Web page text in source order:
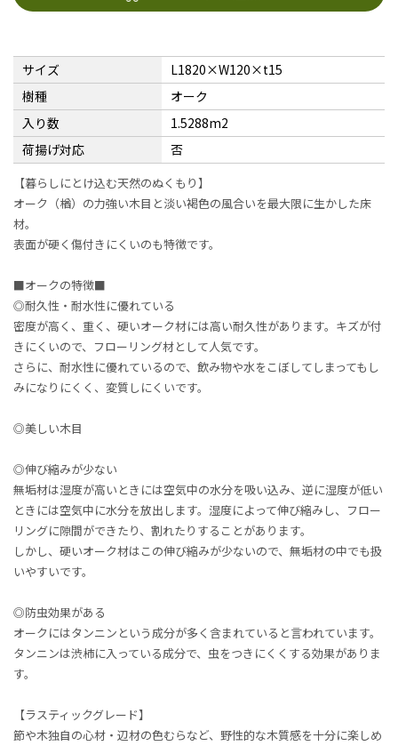
サイズ
L1820×W120×t15
樹種
オーク
入り数
1.5288m2
荷揚げ対応
否
【暮らしにとけ込む天然のぬくもり】
オーク（楢）の力強い木目と淡い褐色の風合いを最大限に生かした床
材。
表面が硬く傷付きにくいのも特徴です。
■オークの特徴■
◎耐久性・耐水性に優れている
密度が高く、重く、硬いオーク材には高い耐久性があります。キズが付
きにくいので、フローリング材として人気です。
さらに、耐水性に優れているので、飲み物や水をこぼしてしまってもし
みになりにくく、変質しにくいです。
◎美しい木目
◎伸び縮みが少ない
無垢材は湿度が高いときには空気中の水分を吸い込み、逆に湿度が低い
ときには空気中に水分を放出します。湿度によって伸び縮みし、フロー
リングに隙間ができたり、割れたりすることがあります。
しかし、硬いオーク材はこの伸び縮みが少ないので、無垢材の中でも扱
いやすいです。
◎防虫効果がある
オークにはタンニンという成分が多く含まれていると言われています。
タンニンは渋柿に入っている成分で、虫をつきにくくする効果がありま
す。
【ラスティックグレード】
節や木独自の心材・辺材の色むらなど、野性的な木質感を十分に楽しめ